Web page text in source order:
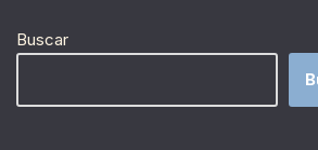
Buscar